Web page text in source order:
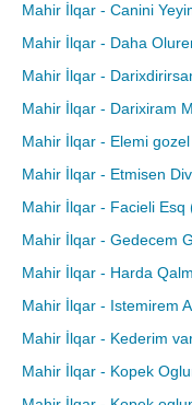
Mahir İlqar - Canini
Mahir İlqar - Daha
Mahir İlqar -
Mahir İlqar - Darixiram
Mahir İlqar - Elemi
Mahir İlqar - Etmisen
Mahir İlqar - Facieli Esq
Mahir İlqar - Gedecem
Mahir İlqar - Harda
Mahir İlqar - Istemirem
Mahir İlqar - Kederim
Mahir İlqar - Kopek